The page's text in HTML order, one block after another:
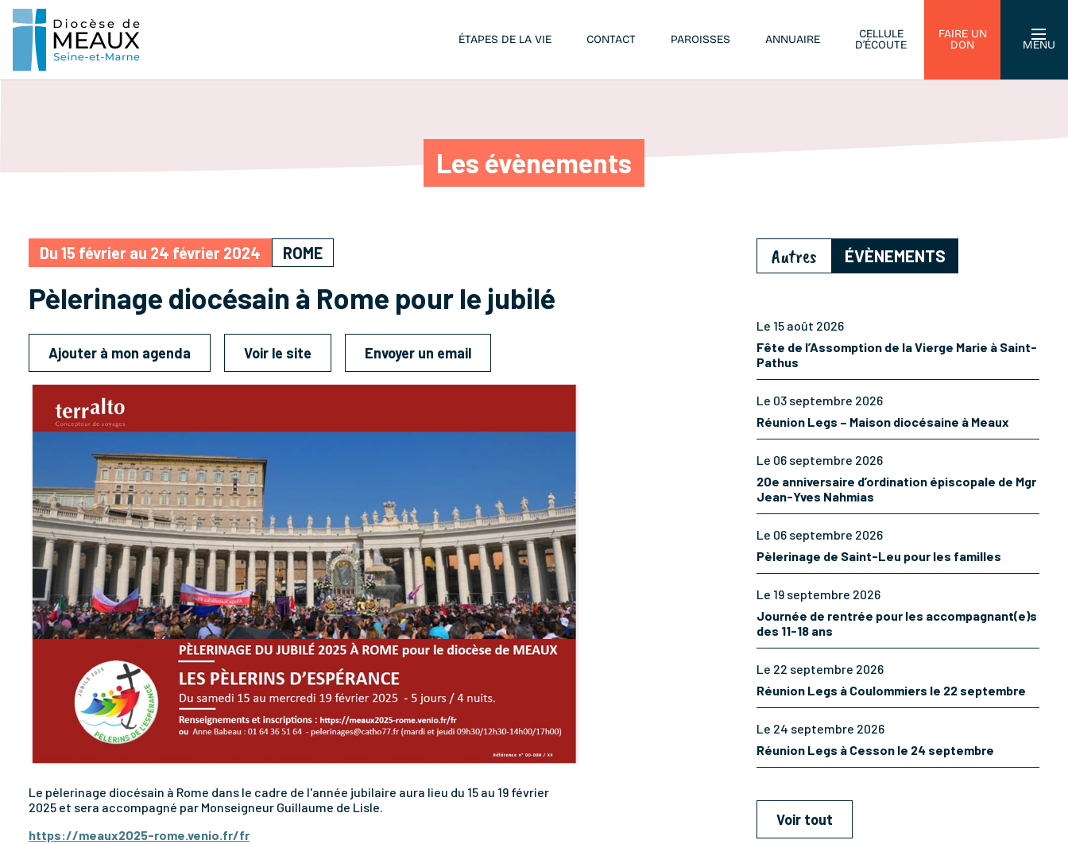
ÉTAPES DE LA VIE CONTACT PAROISSES ANNUAIRE
CELLULE
D’ÉCOUTE
FAIRE UN
DON
MENU
Les évènements
Du 15 février au 24 février 2024 ROME
Pèlerinage diocésain à Rome pour le jubilé
Ajouter à mon agenda Voir le site Envoyer un email
Le pèlerinage diocésain à Rome dans le cadre de l'année jubilaire aura lieu du 15 au 19 février
2025 et sera accompagné par Monseigneur Guillaume de Lisle.
https://meaux2025-rome.venio.fr/fr
Autres ÉVÈNEMENTS
Le 15 août 2026
Fête de l’Assomption de la Vierge Marie à Saint-
Pathus
Le 03 septembre 2026
Réunion Legs – Maison diocésaine à Meaux
Le 06 septembre 2026
20e anniversaire d’ordination épiscopale de Mgr
Jean-Yves Nahmias
Le 06 septembre 2026
Pèlerinage de Saint-Leu pour les familles
Le 19 septembre 2026
Journée de rentrée pour les accompagnant(e)s
des 11-18 ans
Le 22 septembre 2026
Réunion Legs à Coulommiers le 22 septembre
Le 24 septembre 2026
Réunion Legs à Cesson le 24 septembre
Voir tout